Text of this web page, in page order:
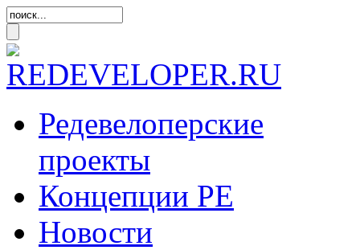
Редевелоперские
проекты
Концепции РЕ
Новости